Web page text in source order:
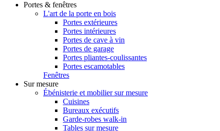
Portes & fenêtres
L'art de la porte en bois
Portes extérieures
Portes intérieures
Portes de cave à vin
Portes de garage
Portes pliantes-coulissantes
Portes escamotables
Fenêtres
Sur mesure
Ébénisterie et mobilier sur mesure
Cuisines
Bureaux exécutifs
Garde-robes walk-in
Tables sur mesure